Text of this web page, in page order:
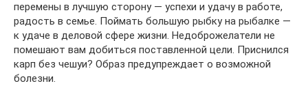
перемены в лучшую сторону — успехи и удачу в работе,
радость в семье. Поймать большую рыбку на рыбалке —
к удаче в деловой сфере жизни. Недоброжелатели не
помешают вам добиться поставленной цели. Приснился
карп без чешуи? Образ предупреждает о возможной
болезни.